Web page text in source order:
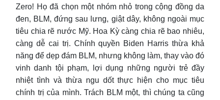
Zero! Họ đã chọn một nhóm nhỏ trong cộng đồng da
đen, BLM, đứng sau lưng, giật dây, không ngoài mục
tiêu chia rẽ nước Mỹ. Hoa Kỳ càng chia rẽ bao nhiêu,
càng dễ cai trị. Chính quyền Biden Harris thừa khả
năng để dẹp đám BLM, nhưng không làm, thay vào đó
vinh danh tội phạm, lợi dụng những người trẻ đầy
nhiệt tình và thừa ngu dốt thực hiện cho mục tiêu
chính trị của mình. Trách BLM một, thì chúng ta cũng